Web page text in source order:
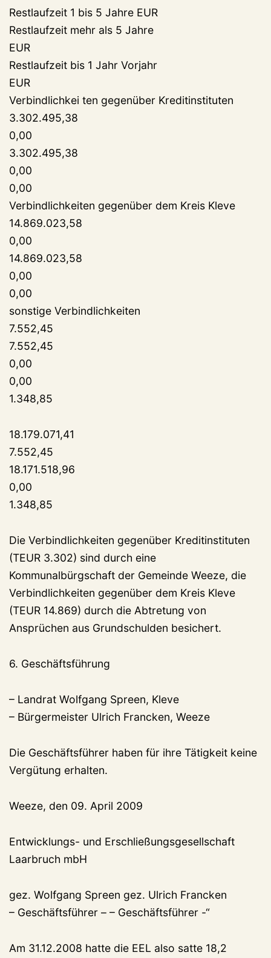
Restlaufzeit 1 bis 5 Jahre EUR
Restlaufzeit mehr als 5 Jahre
EUR
Restlaufzeit bis 1 Jahr Vorjahr
EUR
Verbindlichkei ten gegenüber Kreditinstituten
3.302.495,38
0,00
3.302.495,38
0,00
0,00
Verbindlichkeiten gegenüber dem Kreis Kleve
14.869.023,58
0,00
14.869.023,58
0,00
0,00
sonstige Verbindlichkeiten
7.552,45
7.552,45
0,00
0,00
1.348,85
18.179.071,41
7.552,45
18.171.518,96
0,00
1.348,85
Die Verbindlichkeiten gegenüber Kreditinstituten
(TEUR 3.302) sind durch eine
Kommunalbürgschaft der Gemeinde Weeze, die
Verbindlichkeiten gegenüber dem Kreis Kleve
(TEUR 14.869) durch die Abtretung von
Ansprüchen aus Grundschulden besichert.
6. Geschäftsführung
– Landrat Wolfgang Spreen, Kleve
– Bürgermeister Ulrich Francken, Weeze
Die Geschäftsführer haben für ihre Tätigkeit keine
Vergütung erhalten.
Weeze, den 09. April 2009
Entwicklungs- und Erschließungsgesellschaft
Laarbruch mbH
gez. Wolfgang Spreen gez. Ulrich Francken
– Geschäftsführer – – Geschäftsführer -“
Am 31.12.2008 hatte die EEL also satte 18,2